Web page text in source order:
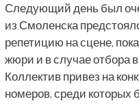
Следующий день был
из Смоленска
репетицию на сцене,
жюри и в случае отбора
Коллектив привез на
номеров, среди которых